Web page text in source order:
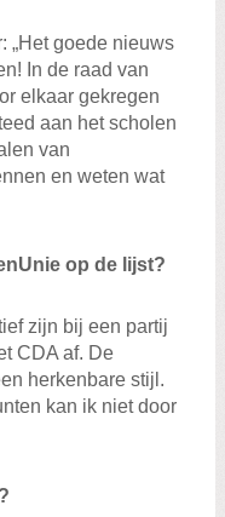
„Het goede nieuws
In de raad van
elkaar gekregen
aan het scholen
van
en weten wat
op de lijst?
zijn bij een partij
CDA af. De
herkenbare stijl.
kan ik niet door